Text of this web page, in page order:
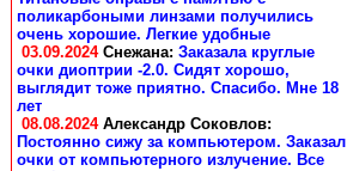
поликарбоными линзами получились
очень хорошие. Легкие удобные
03.09.2024 Снежана: Заказала круглые
очки диоптрии -2.0. Сидят хорошо,
выглядит тоже приятно. Спасибо. Мне 18
лет
08.08.2024 Александр Соковлов:
Постоянно сижу за компьютером. Заказал
очки от компьютерного излучение. Все